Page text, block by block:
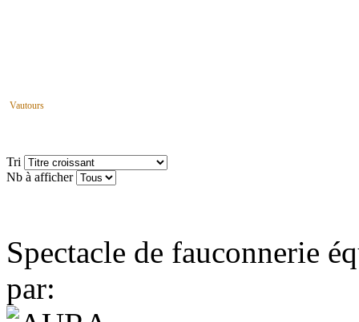
Vautours
Tri
Nb à afficher
Spectacle de fauconnerie
par: